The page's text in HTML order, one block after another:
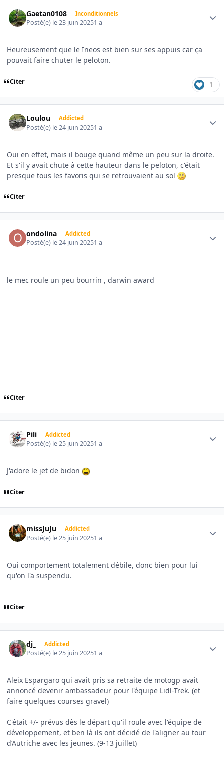
Gaetan0108 Inconditionnels
Posté(e) le 23 juin 20251 a
Heureusement que le Ineos est bien sur ses appuis car ça
pouvait faire chuter le peloton.
Citer 1
Loulou Addicted
Posté(e) le 24 juin 20251 a
Oui en effet, mais il bouge quand même un peu sur la droite.
Et s'il y avait chute à cette hauteur dans le peloton, c'était
presque tous les favoris qui se retrouvaient au sol
Citer
ondolina Addicted
Posté(e) le 24 juin 20251 a
le mec roule un peu bourrin , darwin award
Citer
Pili Addicted
Posté(e) le 25 juin 20251 a
J'adore le jet de bidon
Citer
missJuJu Addicted
Posté(e) le 25 juin 20251 a
Oui comportement totalement débile, donc bien pour lui
qu'on l'a suspendu.
Citer
dj_ Addicted
Posté(e) le 25 juin 20251 a
Aleix Espargaro qui avait pris sa retraite de motogp avait
annoncé devenir ambassadeur pour l'équipe Lidl-Trek. (et
faire quelques courses gravel)
C'était +/- prévus dès le départ qu'il roule avec l'équipe de
développement, et ben là ils ont décidé de l'aligner au tour
d’Autriche avec les jeunes. (9-13 juillet)